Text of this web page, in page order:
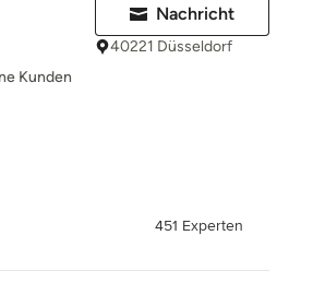
Kunden
Nachricht
40221 Düsseldorf
451 Experten